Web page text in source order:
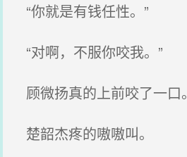
“你就是有钱任性。”
“对啊，不服你咬我。”
顾微扬真的上前咬了一口。
楚韶杰疼的嗷嗷叫。